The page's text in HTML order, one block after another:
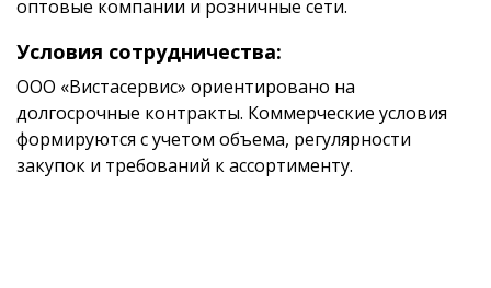
оптовые компании и розничные сети.
Условия сотрудничества:
ООО «Вистасервис» ориентировано на
долгосрочные контракты. Коммерческие условия
формируются с учетом объема, регулярности
закупок и требований к ассортименту.